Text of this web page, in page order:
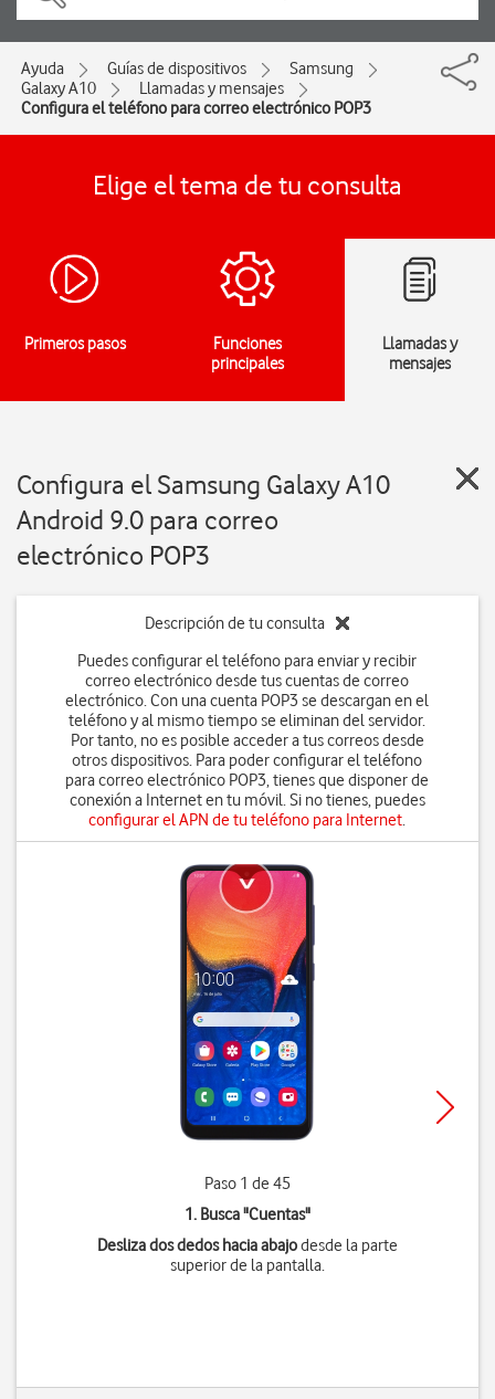
Ayuda Guías de dispositivos
Samsung
Galaxy A10
Llamadas y mensajes
Configura el teléfono para correo electrónico POP3
Elige el tema de tu consulta
Primeros pasos
Funciones
principales
Llamadas y
mensajes
Configura el Samsung Galaxy A10
Android 9.0 para correo
electrónico POP3
Descripción de tu consulta
Puedes configurar el teléfono para enviar y recibir
correo electrónico desde tus cuentas de correo
electrónico. Con una cuenta POP3 se descargan en el
teléfono y al mismo tiempo se eliminan del servidor.
Por tanto, no es posible acceder a tus correos desde
otros dispositivos. Para poder configurar el teléfono
para correo electrónico POP3, tienes que disponer de
conexión a Internet en tu móvil. Si no tienes, puedes
configurar el APN de tu teléfono para Internet.
Paso 1 de 45
1. Busca "Cuentas"
Desliza dos dedos hacia abajodesde la parte
superior de la pantalla.